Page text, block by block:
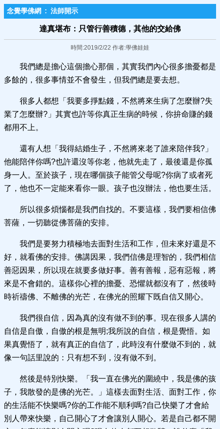
念覺學佛網 : 法師開示
達真堪布：只管行善積德，其他的交給佛
時間:2019/2/22 作者:學佛娃娃
我們總是擔心這個擔心那個，其實我們內心很多擔憂都是
多餘的，很多事情並不會發生，但我們總是要去想。
很多人都想「我要多掙點錢，不然將來生病了怎麼辦?失
業了怎麼辦?」其實也許等你真正生病的時候，你拚命賺的錢
都用不上。
還有人想「我得結婚生子，不然將來老了誰來陪伴我?」
他能陪伴你嗎?也許還沒等你老，他就先走了，最後還是你孤
身一人。至於孩子，現在哪個孩子能管父母呢?你病了或者死
了，他也不一定能來看你一眼。孩子也沒辦法，他也要生活。
所以很多煩惱都是我們自找的。不要這樣，我們要相信佛
菩薩，一切聽從佛菩薩的安排。
我們是要努力積極地去面對生活和工作，但未來好還是不
好，就看佛的安排。佛講因果，我們信佛是理智的，我們相信
善惡因果，所以現在就要多做好事。善有善報，惡有惡報，將
來是不會錯的。這樣你心裡的擔憂、恐懼就都沒有了，然後時
時祈禱佛、不離佛的光芒，在佛光的照耀下既自信又開心。
我們很自信，因為真的沒有做不到的事。現在很多人講的
自信是自傲，自傲的根是無明;我所說的自信，根是覺悟。如
果真覺悟了，就有真正的自信了，此時沒有什麼做不到的，就
像一句話里說的：只有想不到，沒有做不到。
然後是特別快樂。「我一直在佛光的圍繞中，我是佛的孩
子，我散發的是佛的光芒。」這樣去面對生活、面對工作，你
的生活能不快樂嗎?你的工作能不順利嗎?自己快樂了才會給
別人帶來快樂，自己開心了才會讓別人開心。若是自己都不開